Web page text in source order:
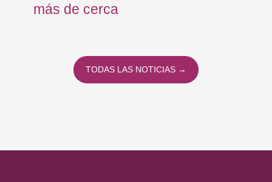
más de cerca
TODAS LAS NOTICIAS →